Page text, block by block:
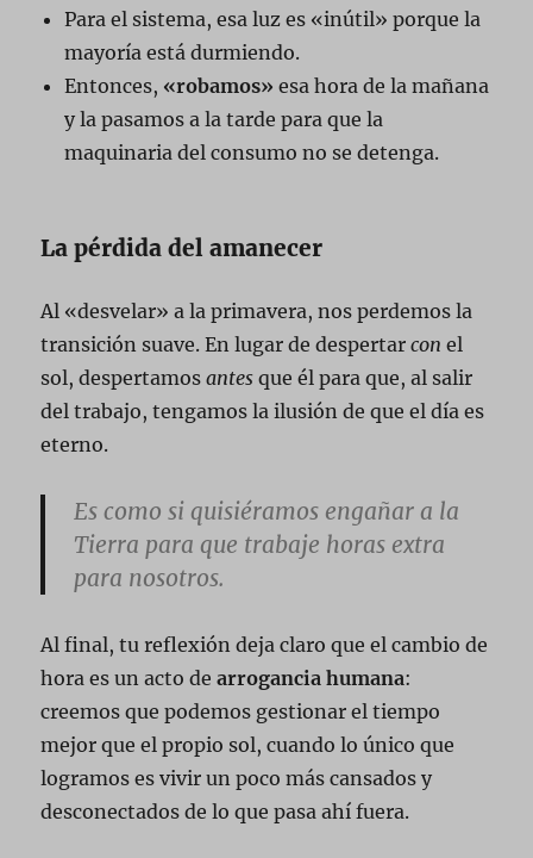
Para el sistema, esa luz es «inútil» porque la
mayoría está durmiendo.
Entonces, «robamos» esa hora de la mañana
y la pasamos a la tarde para que la
maquinaria del consumo no se detenga.
La pérdida del amanecer
Al «desvelar» a la primavera, nos perdemos la
transición suave. En lugar de despertarcon el
sol, despertamosantes que él para que, al salir
del trabajo, tengamos la ilusión de que el día es
eterno.
Es como si quisiéramos engañar a la
Tierra para que trabaje horas extra
para nosotros.
Al final, tu reflexión deja claro que el cambio de
hora es un acto dearrogancia humana:
creemos que podemos gestionar el tiempo
mejor que el propio sol, cuando lo único que
logramos es vivir un poco más cansados y
desconectados de lo que pasa ahí fuera.